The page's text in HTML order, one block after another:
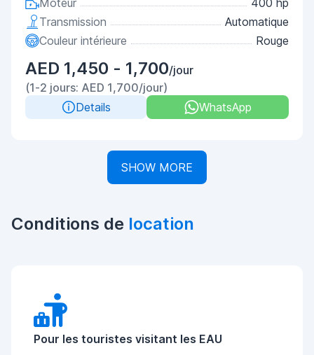
Moteur
400 hp
Transmission
Automatique
Couleur intérieure
Rouge
AED 1,450 - 1,700/jour
(1-2 jours: AED 1,700/jour)
Details
WhatsApp
SHOW MORE
Conditions de location
Pour les touristes visitant les EAU